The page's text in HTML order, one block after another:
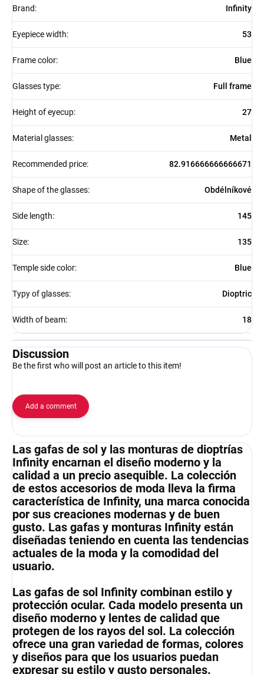
Brand: Infinity
Eyepiece width: 53
Frame color: Blue
Glasses type: Full frame
Height of eyecup: 27
Material glasses: Metal
Recommended price: 82.916666666666671
Shape of the glasses: Obdélníkové
Side length: 145
Size: 135
Temple side color: Blue
Typy of glasses: Dioptric
Width of beam: 18
Discussion
Be the first who will post an article to this item!
Add a comment
Las gafas de sol y las monturas de dioptrías
Infinity encarnan el diseño moderno y la
calidad a un precio asequible. La colección
de estos accesorios de moda lleva la firma
característica de Infinity, una marca conocida
por sus creaciones modernas y de buen
gusto. Las gafas y monturas Infinity están
diseñadas teniendo en cuenta las tendencias
actuales de la moda y la comodidad del
usuario.
Las gafas de sol Infinity combinan estilo y
protección ocular. Cada modelo presenta un
diseño moderno y lentes de calidad que
protegen de los rayos del sol. La colección
ofrece una gran variedad de formas, colores
y diseños para que los usuarios puedan
expresar su estilo y gusto personales.